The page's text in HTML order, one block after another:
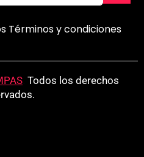
Términos y condiciones
Todos los derechos